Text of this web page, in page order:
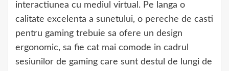
interactiunea cu mediul virtual. Pe langa o
calitate excelenta a sunetului, o pereche de casti
pentru gaming trebuie sa ofere un design
ergonomic, sa fie cat mai comode in cadrul
sesiunilor de gaming care sunt destul de lungi de